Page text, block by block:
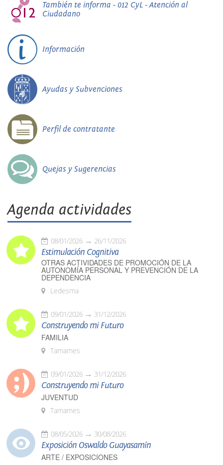
También te informa - 012 CyL - Atención al
Ciudadano
Información
Ayudas y Subvenciones
Perfil de contratante
Quejas y Sugerencias
Agenda actividades
08/01/2026 26/11/2026
Estimulación Cognitiva
OTRAS ACTIVIDADES DE PROMOCIÓN DE LA
AUTONOMÍA PERSONAL Y PREVENCIÓN DE LA
DEPENDENCIA
Ledesma
09/01/2026 31/12/2026
Construyendo mi Futuro
FAMILIA
Tamames
09/01/2026 31/12/2026
Construyendo mi Futuro
JUVENTUD
Tamames
08/05/2026 30/08/2026
Exposición Oswaldo Guayasamín
ARTE / EXPOSICIONES